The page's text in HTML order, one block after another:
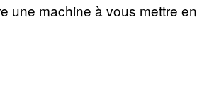
une machine à vous mettre en